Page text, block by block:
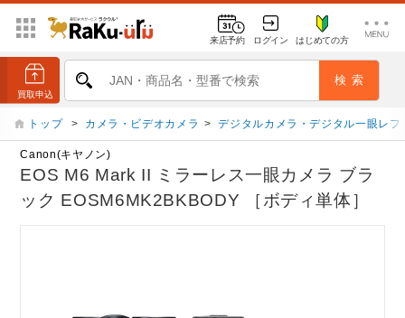
来店予約 ログイン はじめての方
トップ > カメラ・ビデオカメラ > デジタルカメラ・デジタル一眼レフ
Canon(キヤノン)
EOS M6 Mark II ミラーレス一眼カメラ ブラ
ック EOSM6MK2BKBODY ［ボディ単体］